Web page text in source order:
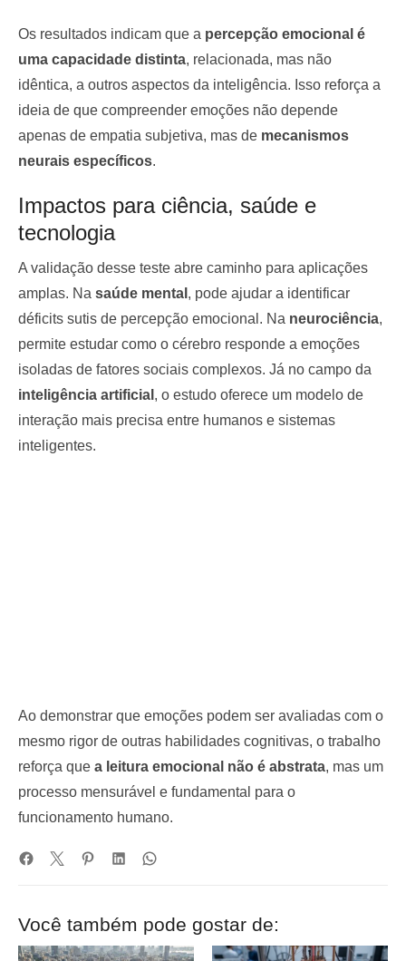
Os resultados indicam que a percepção emocional é
uma capacidade distinta, relacionada, mas não
idêntica, a outros aspectos da inteligência. Isso reforça a
ideia de que compreender emoções não depende
apenas de empatia subjetiva, mas de mecanismos
neurais específicos.
Impactos para ciência, saúde e
tecnologia
A validação desse teste abre caminho para aplicações
amplas. Na saúde mental , pode ajudar a identificar
déficits sutis de percepção emocional. Na neurociência,
permite estudar como o cérebro responde a emoções
isoladas de fatores sociais complexos. Já no campo da
inteligência artificial , o estudo oferece um modelo de
interação mais precisa entre humanos e sistemas
inteligentes.
Ao demonstrar que emoções podem ser avaliadas com o
mesmo rigor de outras habilidades cognitivas, o trabalho
reforça que a leitura emocional não é abstrata, mas um
processo mensurável e fundamental para o
funcionamento humano.
Você também pode gostar de: